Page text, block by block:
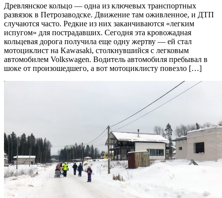
Древлянское кольцо — одна из ключевых транспортных
развязок в Петрозаводске. Движение там оживленное, и ДТП
случаются часто. Редкие из них заканчиваются «легким
испугом» для пострадавших. Сегодня эта кровожадная
кольцевая дорога получила еще одну жертву — ей стал
мотоциклист на Kawasaki, столкнувшийся с легковым
автомобилем Volkswagen. Водитель автомобиля пребывал в
шоке от произошедшего, а вот мотоциклисту повезло […]